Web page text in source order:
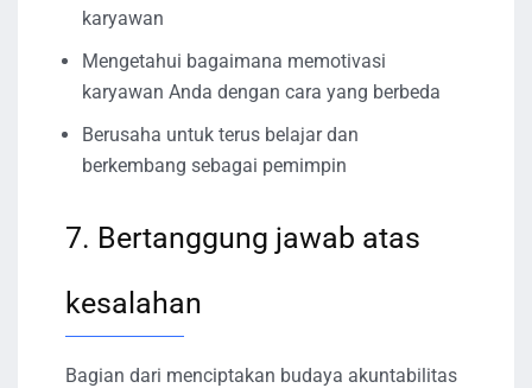
karyawan
Mengetahui bagaimana memotivasi
karyawan Anda dengan cara yang berbeda
Berusaha untuk terus belajar dan
berkembang sebagai pemimpin
7. Bertanggung jawab atas
kesalahan
Bagian dari menciptakan budaya akuntabilitas